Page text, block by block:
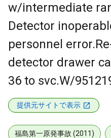
w/intermediate
Detector
personnel
detector drawer
36 to svc.W/
提供元サイトで表示
福島第一原発事故 (2011)